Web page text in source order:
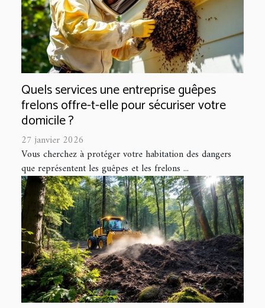
Quels services une entreprise guêpes
frelons offre-t-elle pour sécuriser votre
domicile ?
27 janvier 2026
Vous cherchez à protéger votre habitation des dangers
que représentent les guêpes et les frelons ...